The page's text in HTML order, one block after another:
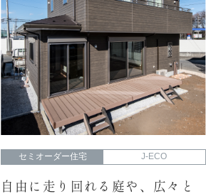
セミオーダー住宅 J-ECO
自由に走り回れる庭や、広々と